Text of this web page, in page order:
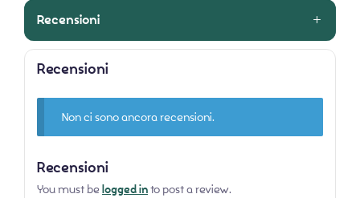
Recensioni
Recensioni
Non ci sono ancora recensioni.
Recensioni
You must be logged into post a review.